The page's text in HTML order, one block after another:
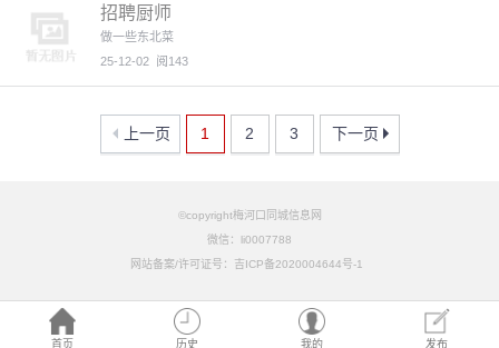
首页 历史 我的 发布
招聘厨师
做一些东北菜
25-12-02 阅143
上一页 1 2 3 下一页
©copyright梅河口同城信息网
微信：li0007788
网站备案/许可证号：吉ICP备2020004644号-1